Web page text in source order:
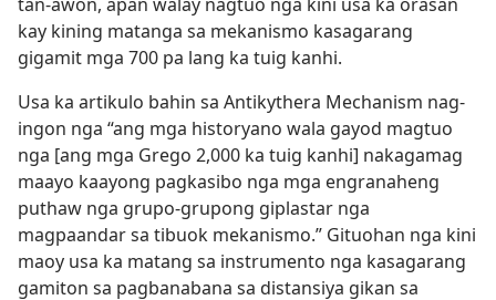
kay kining matanga sa mekanismo kasagarang
gigamit mga 700 pa lang ka tuig kanhi.
Usa ka artikulo bahin sa Antikythera Mechanism nag-
ingon nga “ang mga historyano wala gayod magtuo
nga [ang mga Grego 2,000 ka tuig kanhi] nakagamag
maayo kaayong pagkasibo nga mga engranaheng
puthaw nga grupo-grupong giplastar nga
magpaandar sa tibuok mekanismo.” Gituohan nga kini
maoy usa ka matang sa instrumento nga kasagarang
gamiton sa pagbanabana sa distansiya gikan sa